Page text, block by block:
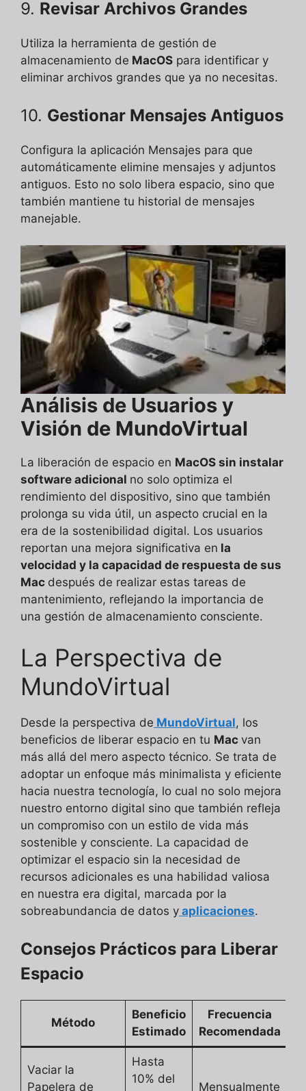
9. Revisar Archivos Grandes
Utiliza la herramienta de gestión de
almacenamiento de MacOS para identificar y
eliminar archivos grandes que ya no necesitas.
10. Gestionar Mensajes Antiguos
Configura la aplicación Mensajes para que
automáticamente elimine mensajes y adjuntos
antiguos. Esto no solo libera espacio, sino que
también mantiene tu historial de mensajes
manejable.
Análisis de Usuarios y
Visión de MundoVirtual
La liberación de espacio en MacOS sin instalar
software adicional no solo optimiza el
rendimiento del dispositivo, sino que también
prolonga su vida útil, un aspecto crucial en la
era de la sostenibilidad digital. Los usuarios
reportan una mejora significativa en la
velocidad y la capacidad de respuesta de sus
Mac después de realizar estas tareas de
mantenimiento, reflejando la importancia de
una gestión de almacenamiento consciente.
La Perspectiva de
MundoVirtual
Desde la perspectiva de MundoVirtual, los
beneficios de liberar espacio en tu Mac van
más allá del mero aspecto técnico. Se trata de
adoptar un enfoque más minimalista y eficiente
hacia nuestra tecnología, lo cual no solo mejora
nuestro entorno digital sino que también refleja
un compromiso con un estilo de vida más
sostenible y consciente. La capacidad de
optimizar el espacio sin la necesidad de
recursos adicionales es una habilidad valiosa
en nuestra era digital, marcada por la
sobreabundancia de datos y aplicaciones.
Consejos Prácticos para Liberar
Espacio
Método
Beneficio
Estimado
Frecuencia
Recomendada
Vaciar la
Papelera de
Hasta
10% del
Mensualmente